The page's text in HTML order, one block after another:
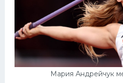
Мария Андрейчук